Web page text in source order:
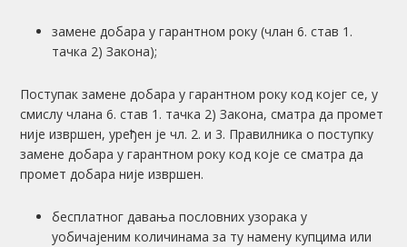
замене добара у гарантном року (члан 6. став 1.
тачка 2) Закона);
Поступак замене добара у гарантном року код којег се, у
смислу члана 6. став 1. тачка 2) Закона, сматра да промет
није извршен, уређен је чл. 2. и 3. Правилника о поступку
замене добара у гарантном року код које се сматра да
промет добара није извршен.
бесплатног давања пословних узорака у
уобичајеним количинама за ту намену купцима или